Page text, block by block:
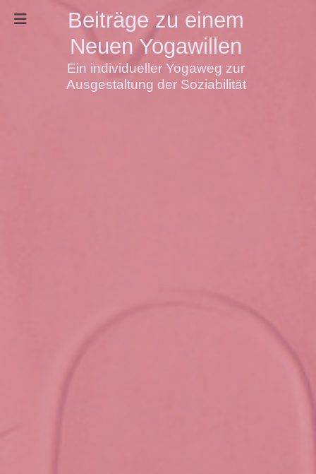
Beiträge zu einem
Neuen Yogawillen
Ein individueller Yogaweg zur
Ausgestaltung der Soziabilität